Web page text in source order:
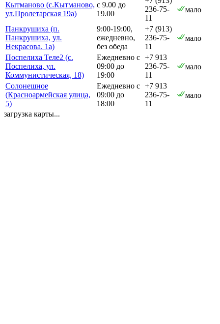
Кытманово (с.Кытманово,
ул.Пролетарская 19а)
с 9.00 до
19.00
236-75-
11
мало
Панкрушиха (п.
Панкрушиха, ул.
Некрасова. 1а)
9:00-19:00,
ежедневно,
без обеда
+7 (913)
236-75-
11
мало
Поспелиха Теле2 (с.
Поспелиха, ул.
Коммунистическая, 18)
Ежедневно с
09:00 до
19:00
+7 913
236-75-
11
мало
Солонешное
(Красноармейская улица,
5)
Ежедневно с
09:00 до
18:00
+7 913
236-75-
11
мало
загрузка карты...